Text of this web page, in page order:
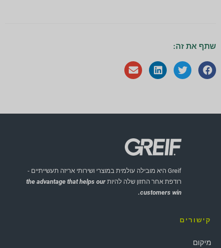
שתף את זה:
Greif היא מובילה עולמית במוצרי ושירותי אריזה תעשייתיים -
רודפת אחר החזון שלה להיות the advantage that helps our
customers win.
קישורים
מיקום